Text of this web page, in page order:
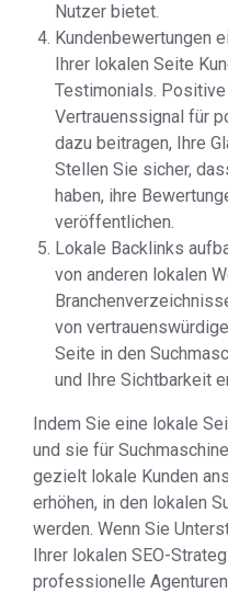
Nutzer bietet.
Kundenbewertungen
Ihrer lokalen Seite
Testimonials.
Vertrauenssignal für
dazu beitragen, Ihre
Stellen Sie sicher,
haben, ihre
veröffentlichen.
Lokale Backlinks
von anderen lokalen
von
Seite in den
und Ihre Sichtbarkeit
Indem Sie eine lokale
und sie für
gezielt lokale Kunden
erhöhen, in den lokalen
werden. Wenn Sie
Ihrer lokalen SEO-
professionelle